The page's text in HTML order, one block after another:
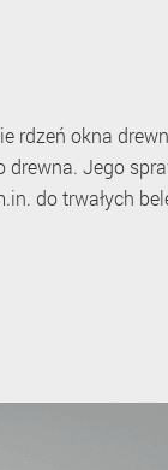
rdzeń okna
drewna. Jego
do trwałych